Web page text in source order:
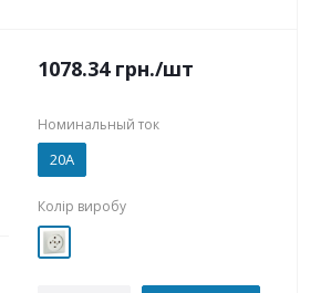
1078.34грн./шт
Номинальный ток
20А
Колір виробу